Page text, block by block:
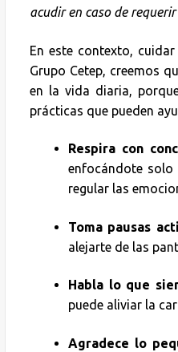
acudir en caso de
En este contexto,
Grupo Cetep, creemos
en la vida diaria,
prácticas que pueden
Respira con
enfocándote solo
regular las
Toma pausas
alejarte de las
Habla lo que
puede aliviar la
Agradece lo